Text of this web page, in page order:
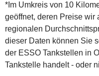
*Im Umkreis von 10
geöffnet, deren Preise wir
regionalen
dieser Daten können Sie
der ESSO Tankstellen in
Tankstelle handelt - oder